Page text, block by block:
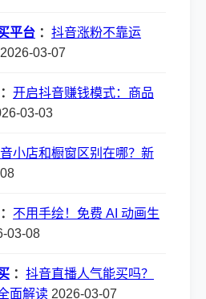
平台 ： 抖音涨粉不靠运
2026-03-07
： 开启抖音赚钱模式：商品
03-03
小店和橱窗区别在哪？新
： 不用手绘！免费 AI 动画生
03-08
： 抖音直播人气能买吗？
面解读 2026-03-07